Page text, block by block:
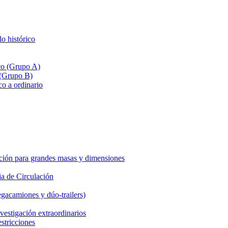
histórico
(Grupo A)
B)
a ordinario
para grandes masas y dimensiones
de Circulación
y dúo-trailers)
extraordinarios